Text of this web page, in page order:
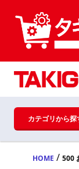
ハン
カテゴリから探
HOME / 500